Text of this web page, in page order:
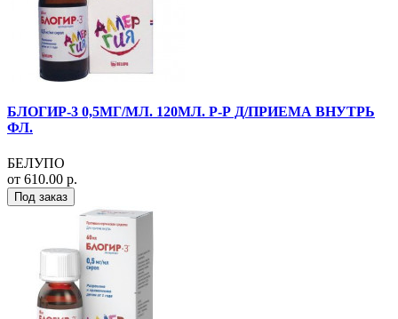
БЛОГИР-3 0,5МГ/МЛ. 120МЛ. Р-Р Д/ПРИЕМА ВНУТРЬ
ФЛ.
БЕЛУПО
от 610.00 р.
Под заказ